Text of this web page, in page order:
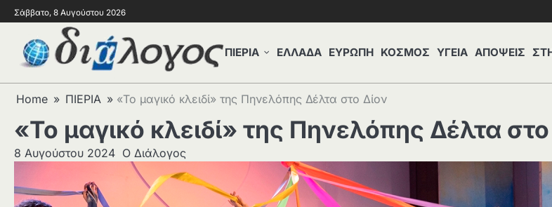
Σάββατο, 8 Αυγούστου 2026
ΠΙΕΡΙΑ ΕΛΛΑΔΑ ΕΥΡΩΠΗ ΚΟΣΜΟΣ ΥΓΕΙΑ ΑΠΟΨΕΙΣ
Home ΠΙΕΡΙΑ «Το μαγικό κλειδί» της Πηνελόπης Δέλτα στο Δίον
«Το μαγικό κλειδί» της Πηνελόπης Δέλτα
8 Αυγούστου 2024 Ο Διάλογος